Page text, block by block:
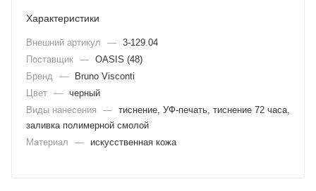
Характеристики
Внешний артикул — 3-129.04
Поставщик — OASIS (48)
Бренд
—
Bruno Visconti
Цвет — черный
Виды нанесения
— тиснение, УФ-печать, тиснение 72 часа,
заливка полимерной смолой
Материал
— искусственная кожа